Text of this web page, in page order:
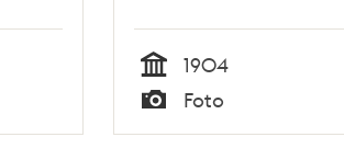
Tid
1904
Typ
Foto